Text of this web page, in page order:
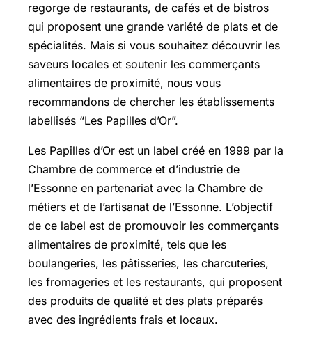
regorge de restaurants, de cafés et de bistros
qui proposent une grande variété de plats et de
spécialités. Mais si vous souhaitez découvrir les
saveurs locales et soutenir les commerçants
alimentaires de proximité, nous vous
recommandons de chercher les établissements
labellisés “Les Papilles d’Or”.
Les Papilles d’Or est un label créé en 1999 par la
Chambre de commerce et d’industrie de
l’Essonne en partenariat avec la Chambre de
métiers et de l’artisanat de l’Essonne. L’objectif
de ce label est de promouvoir les commerçants
alimentaires de proximité, tels que les
boulangeries, les pâtisseries, les charcuteries,
les fromageries et les restaurants, qui proposent
des produits de qualité et des plats préparés
avec des ingrédients frais et locaux.